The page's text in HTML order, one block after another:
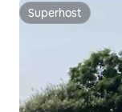
Superhost
Superhost